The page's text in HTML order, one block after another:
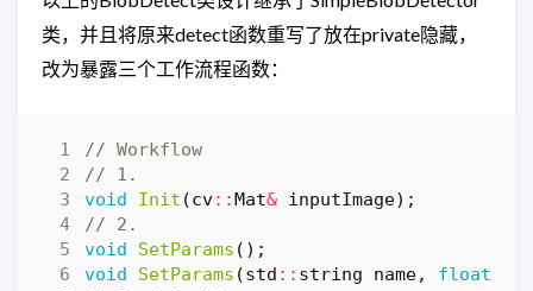
类，并且将原来detect函数重写了放在private隐藏，
改为暴露三个工作流程函数：
void
Init (cv::Mat& inputImage);
void
SetParams ();
void
SetParams (std :: string name, float